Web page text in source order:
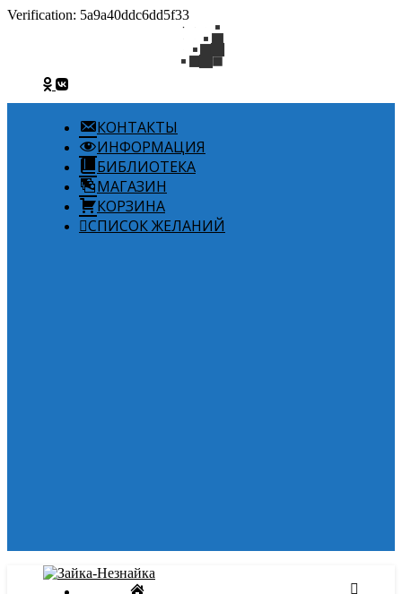
Verification: 5a9a40ddc6dd5f33
КОНТАКТЫ
ИНФОРМАЦИЯ
БИБЛИОТЕКА
МАГАЗИН
КОРЗИНА
СПИСОК ЖЕЛАНИЙ